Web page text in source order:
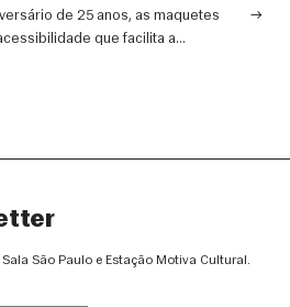
de 25 anos, as maquetes
que facilita a
Sala São Paulo e Estação Motiva Cultural.